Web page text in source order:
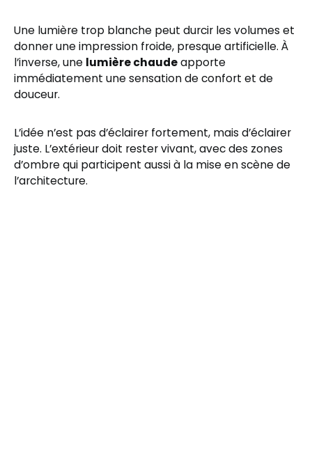
Une lumière trop blanche peut durcir les volumes et
donner une impression froide, presque artificielle. À
l’inverse, une lumière chaudeapporte
immédiatement une sensation de confort et de
douceur.
L’idée n’est pas d’éclairer fortement, mais d’éclairer
juste. L’extérieur doit rester vivant, avec des zones
d’ombre qui participent aussi à la mise en scène de
l’architecture.